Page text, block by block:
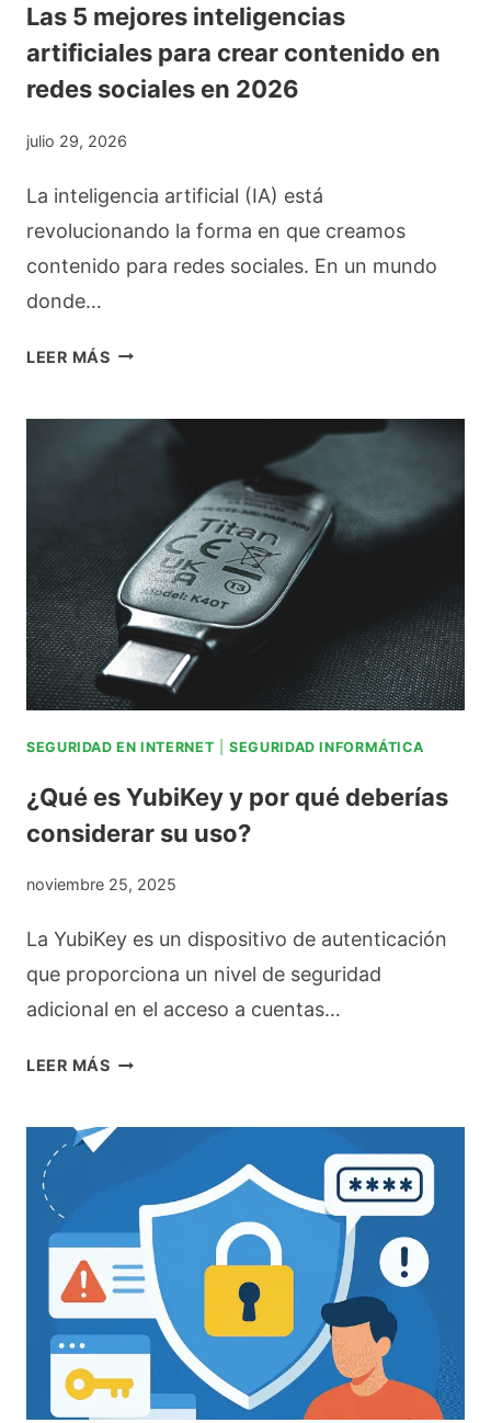
Las 5 mejores inteligencias
artificiales para crear contenido en
redes sociales en 2026
julio 29, 2026
La inteligencia artificial (IA) está
revolucionando la forma en que creamos
contenido para redes sociales. En un mundo
donde…
LEER MÁSL
S
J
O
R
E
S
I
T
E
L
G
E
N
A
R
T
F
SEGURIDAD EN INTERNET |SEGURIDAD INFORMÁTICA
¿Qué es YubiKey y por qué deberías
considerar su uso?
noviembre 25, 2025
La YubiKey es un dispositivo de autenticación
que proporciona un nivel de seguridad
adicional en el acceso a cuentas…
LEER MÁS¿
U
S
Y
I
K